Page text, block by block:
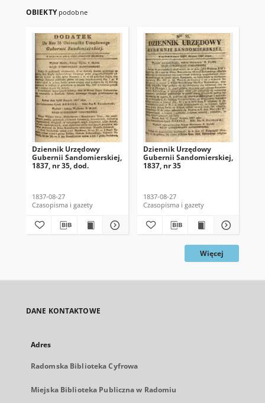
OBIEKTY podobne
Dziennik Urzędowy
Gubernii Sandomierskiej,
1837, nr 35, dod.
1837-08-27
Czasopisma i gazety
Dziennik Urzędowy
Gubernii Sandomierskiej,
1837, nr 35
1837-08-27
Czasopisma i gazety
Więcej
DANE KONTAKTOWE
Adres
Radomska Biblioteka Cyfrowa
Miejska Biblioteka Publiczna w Radomiu